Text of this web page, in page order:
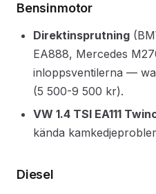
Bensinmotor
Direktinsprutning
EA888, Mercedes
inloppsventilerna —
(5 500-9 500 kr).
VW 1.4 TSI EA111
kända
Diesel